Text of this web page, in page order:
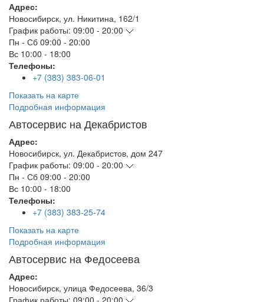
Адрес:
Новосибирск, ул. Никитина, 162/1
График работы: 09:00 - 20:00
Пн - Сб 09:00 - 20:00
Вс 10:00 - 18:00
Телефоны:
+7 (383) 383-06-01
Показать на карте
Подробная информация
Автосервис на Декабристов
Адрес:
Новосибирск, ул. Декабристов, дом 247
График работы: 09:00 - 20:00
Пн - Сб 09:00 - 20:00
Вс 10:00 - 18:00
Телефоны:
+7 (383) 383-25-74
Показать на карте
Подробная информация
Автосервис на Федосеева
Адрес:
Новосибирск, улица Федосеева, 36/3